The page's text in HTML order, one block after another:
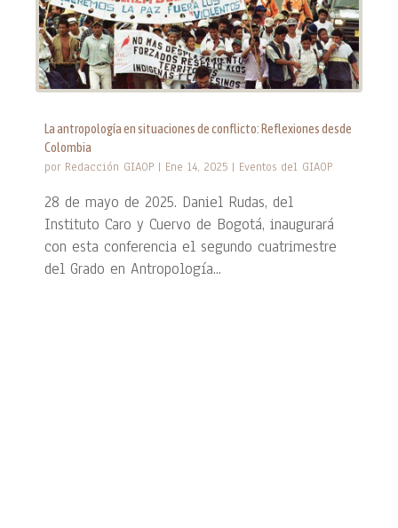
La antropología en situaciones de conflicto: Reflexiones desde
Colombia
por Redacción GIAOP | Ene 14, 2025 | Eventos del GIAOP
28 de mayo de 2025. Daniel Rudas, del
Instituto Caro y Cuervo de Bogotá, inaugurará
con esta conferencia el segundo cuatrimestre
del Grado en Antropología...